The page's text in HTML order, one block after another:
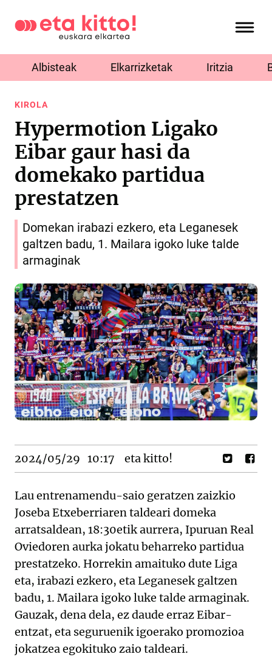
Albisteak Elkarrizketak Iritzia
KIROLA
Hypermotion Ligako
Eibar gaur hasi da
domekako partidua
prestatzen
Domekan irabazi ezkero, eta Leganesek
galtzen badu, 1. Mailara igoko luke talde
armaginak
2024/05/29 10:17 eta kitto!
Lau entrenamendu-saio geratzen zaizkio
Joseba Etxeberriaren taldeari domeka
arratsaldean, 18:30etik aurrera, Ipuruan Real
Oviedoren aurka jokatu beharreko partidua
prestatzeko. Horrekin amaituko dute Liga
eta, irabazi ezkero, eta Leganesek galtzen
badu, 1. Mailara igoko luke talde armaginak.
Gauzak, dena dela, ez daude erraz Eibar-
entzat, eta seguruenik igoerako promozioa
jokatzea egokituko zaio taldeari.